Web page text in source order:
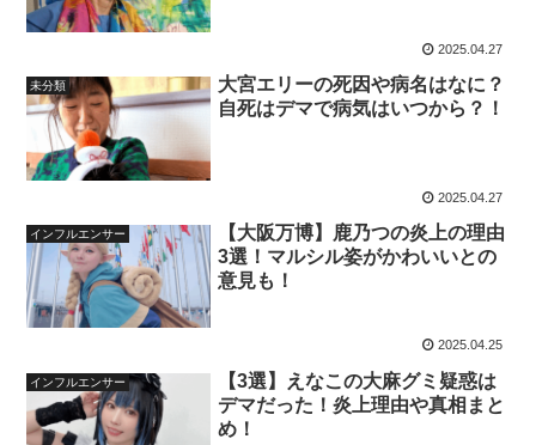
2025.04.27
未分類
大宮エリーの死因や病名はなに？
自死はデマで病気はいつから？！
2025.04.27
インフルエンサー
【大阪万博】鹿乃つの炎上の理由
3選！マルシル姿がかわいいとの
意見も！
2025.04.25
インフルエンサー
【3選】えなこの大麻グミ疑惑は
デマだった！炎上理由や真相まと
め！